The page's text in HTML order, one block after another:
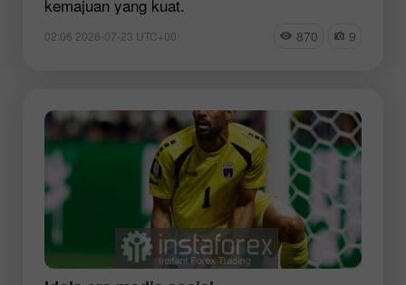
kemajuan yang kuat.
02:06 2026-07-23 UTC+00 870 9